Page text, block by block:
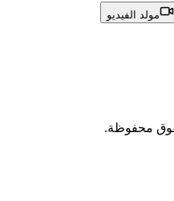
مولد الفيديو